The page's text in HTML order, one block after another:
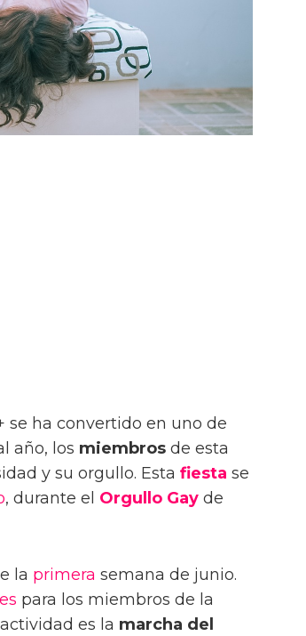
se ha convertido en uno de
año, los miembros de esta
y su orgullo. Esta fiesta se
, durante el Orgullo Gay de
la primera semana de junio.
para los miembros de la
es la marcha del